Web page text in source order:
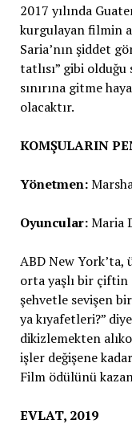
2017 yılında
kurgulayan filmin
Saria’nın şiddet
tatlısı” gibi
sınırına gitme
olacaktır.
KOMŞULARIN
Yönetmen:
Oyuncular:Maria
ABD New York’ta,
orta yaşlı bir çiftin
şehvetle sevişen
ya kıyafetleri?”
dikizlemekten
işler değişene
Film ödülünü
EVLAT, 2019